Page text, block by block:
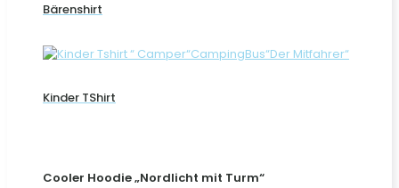
Bärenshirt
Kinder TShirt
Cooler Hoodie „Nordlicht mit Turm“